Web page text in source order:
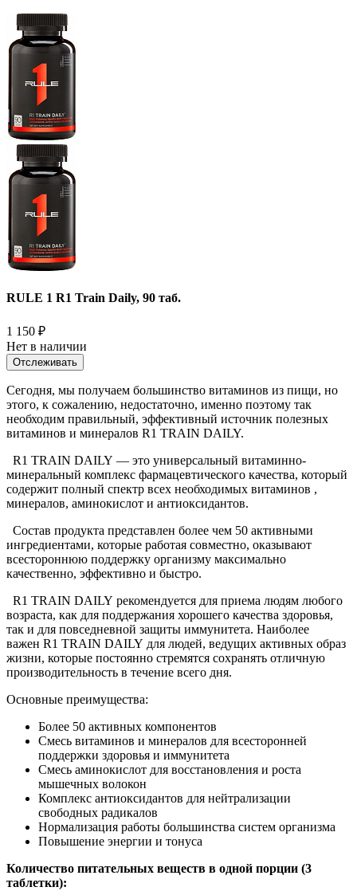
RULE 1 R1 Train Daily, 90 таб.
1 150 ₽
Нет в наличии
Отслеживать
Сегодня, мы получаем большинство витаминов из пищи, но
этого, к сожалению, недостаточно, именно поэтому так
необходим правильный, эффективный источник полезных
витаминов и минералов R1 TRAIN DAILY.
R1 TRAIN DAILY — это универсальный витаминно-
минеральный комплекс фармацевтического качества, который
содержит полный спектр всех необходимых витаминов ,
минералов, аминокислот и антиоксидантов.
Состав продукта представлен более чем 50 активными
ингредиентами, которые работая совместно, оказывают
всестороннюю поддержку организму максимально
качественно, эффективно и быстро.
R1 TRAIN DAILY рекомендуется для приема людям любого
возраста, как для поддержания хорошего качества здоровья,
так и для повседневной защиты иммунитета. Наиболее
важен R1 TRAIN DAILY для людей, ведущих активных образ
жизни, которые постоянно стремятся сохранять отличную
производительность в течение всего дня.
Основные преимущества:
Более 50 активных компонентов
Смесь витаминов и минералов для всесторонней
поддержки здоровья и иммунитета
Смесь аминокислот для восстановления и роста
мышечных волокон
Комплекс антиоксидантов для нейтрализации
свободных радикалов
Нормализация работы большинства систем организма
Повышение энергии и тонуса
Количество питательных веществ в одной порции (3
таблетки):